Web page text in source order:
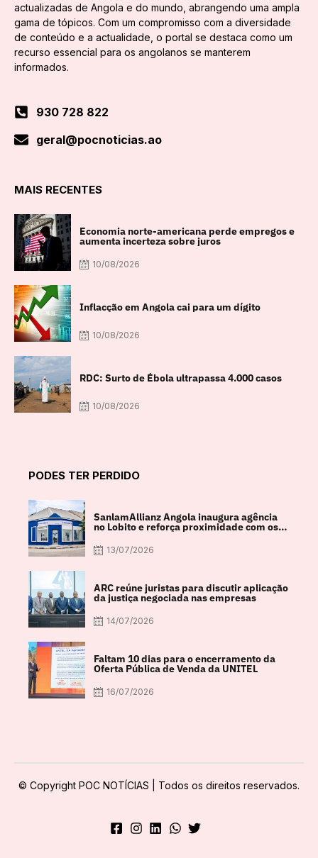
actualizadas de Angola e do mundo, abrangendo uma ampla
gama de tópicos. Com um compromisso com a diversidade
de conteúdo e a actualidade, o portal se destaca como um
recurso essencial para os angolanos se manterem
informados.
930 728 822
geral@pocnoticias.ao
MAIS RECENTES
Economia norte-americana perde empregos e
aumenta incerteza sobre juros
10/08/2026
Inflacção em Angola cai para um dígito
10/08/2026
RDC: Surto de Ébola ultrapassa 4.000 casos
10/08/2026
PODES TER PERDIDO
SanlamAllianz Angola inaugura agência
no Lobito e reforça proximidade com os
13/07/2026
ARC reúne juristas para discutir aplicação
da justiça negociada nas empresas
14/07/2026
Faltam 10 dias para o encerramento da
Oferta Pública de Venda da UNITEL
16/07/2026
© Copyright POC NOTÍCIAS | Todos os direitos reservados.